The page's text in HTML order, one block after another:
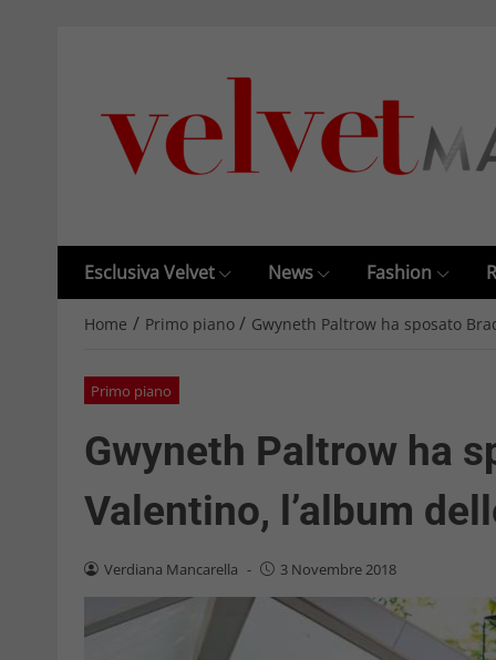
Esclusiva Velvet News Fashion
Home / Primo piano / Gwyneth Paltrow ha sposato
Primo piano
Gwyneth Paltrow ha
Valentino, l’album
Verdiana Mancarella - 3 Novembre 2018